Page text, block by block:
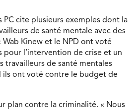
PC cite plusieurs exemples dont la
de santé mentale avec des
Wab Kinew et le NPD ont voté
pour l’intervention de crise et un
travailleurs de santé mentales
ils ont voté contre le budget de
plan contre la criminalité. « Nous